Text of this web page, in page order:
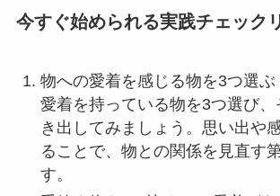
今すぐ始められる実践チェック
物への愛着を感じる物を3つ選
愛着を持っている物を3つ選び
き出してみましょう。思い出や
ることで、物との関係を見直す
す。